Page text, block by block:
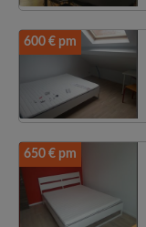
600 € pm
650 € pm